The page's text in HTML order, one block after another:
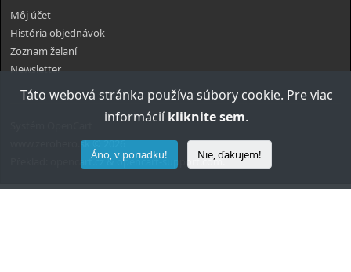
Môj účet
História objednávok
Zoznam želaní
Newsletter
www.zerohero.sk © 2026
opencart.cz&opencart-support.com.
Táto webová stránka používa súbory cookie. Pre viac
informácií kliknite sem.
Áno, v poriadku! Nie, ďakujem!